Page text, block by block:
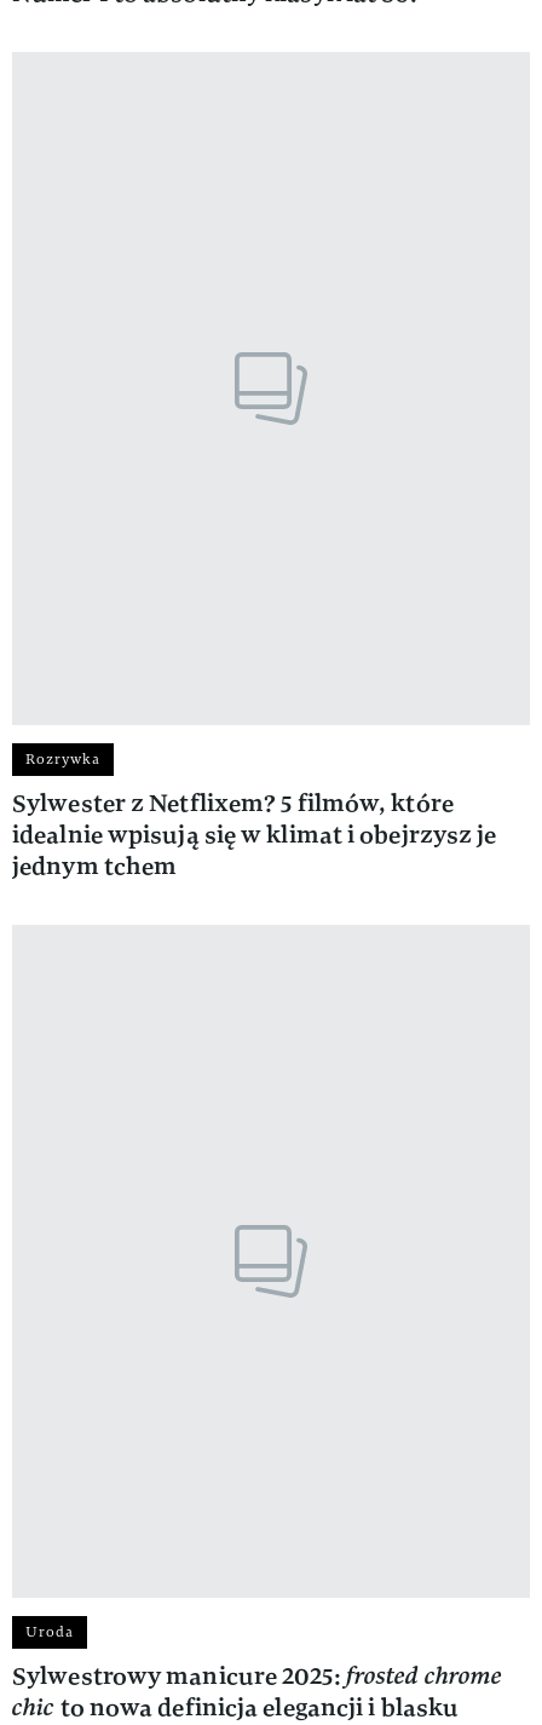
Rozrywka
Sylwester z Netflixem? 5 filmów, które
idealnie wpisują się w klimat i obejrzysz je
jednym tchem
Uroda
Sylwestrowy manicure 2025:frosted chrome
chic to nowa definicja elegancji i blasku